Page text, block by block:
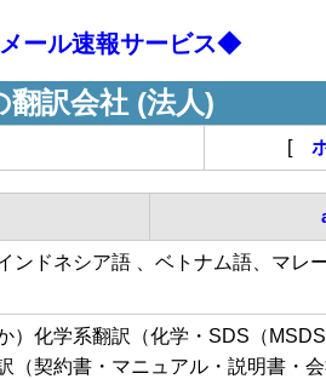
ール速報サービス◆
翻訳会社 (法人)
[
ンドネシア語 、ベトナム語、マレ
）化学系翻訳（化学・SDS（
（契約書・マニュアル・説明書・